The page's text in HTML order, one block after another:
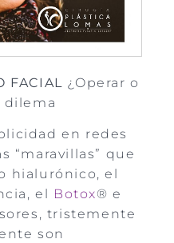
FACIAL ¿Operar o
dilema
en redes
“maravillas” que
hialurónico, el
el
Botox® e
tristemente
son